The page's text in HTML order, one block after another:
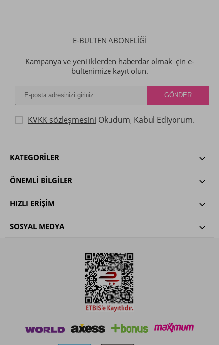
E-BÜLTEN ABONELİĞİ
Kampanya ve yeniliklerden haberdar olmak için e-
bültenimize kayıt olun.
KVKK sözleşmesini Okudum, Kabul Ediyorum.
KATEGORILER
ÖNEMLI BILGILER
HIZLI ERIŞIM
SOSYAL MEDYA